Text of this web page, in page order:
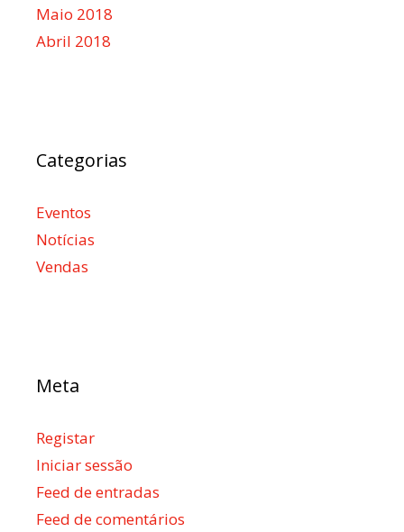
Maio 2018
Abril 2018
Categorias
Eventos
Notícias
Vendas
Meta
Registar
Iniciar sessão
Feed de entradas
Feed de comentários